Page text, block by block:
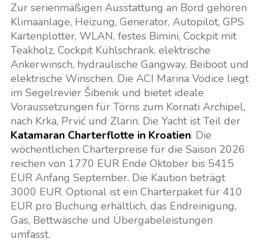
Zur serienmäßigen Ausstattung an Bord gehören
Klimaanlage, Heizung, Generator, Autopilot, GPS
Kartenplotter, WLAN, festes Bimini, Cockpit mit
Teakholz, Cockpit Kühlschrank, elektrische
Ankerwinsch, hydraulische Gangway, Beiboot und
elektrische Winschen. Die ACI Marina Vodice liegt
im Segelrevier Šibenik und bietet ideale
Voraussetzungen für Törns zum Kornati Archipel,
nach Krka, Prvić und Zlarin. Die Yacht ist Teil der
Katamaran Charterflotte in Kroatien. Die
wöchentlichen Charterpreise für die Saison 2026
reichen von 1770 EUR Ende Oktober bis 5415
EUR Anfang September. Die Kaution beträgt
3000 EUR. Optional ist ein Charterpaket für 410
EUR pro Buchung erhältlich, das Endreinigung,
Gas, Bettwäsche und Übergabeleistungen
umfasst.